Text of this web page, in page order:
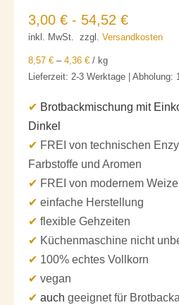
mit4.60
von 5,
basierend
Kundenbewertungen
3,00 €- 54,52 €
inkl. MwSt. zzgl. Versandkosten
8,57 €– 4,36 €/ kg
Lieferzeit: 2-3 Werktage | Abholung:
✔ Brotbackmischung mit
Dinkel
✔ FREI von technischen
Farbstoffe und Aromen
✔ FREI von modernem
✔ einfache Herstellung
✔ flexible Gehzeiten
✔ Küchenmaschine nicht
✔ 100% echtes Vollkorn
✔ vegan
✔ auch geeignet für